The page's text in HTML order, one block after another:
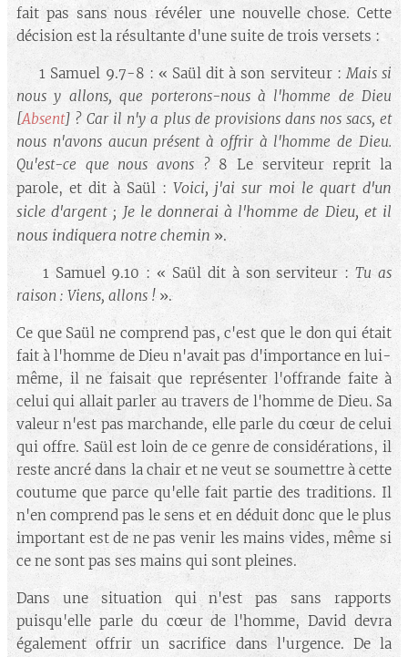
fait pas sans nous révéler une nouvelle chose. Cette
décision est la résultante d'une suite de trois versets :
🔘 1 Samuel 9.7-8 : « Saül dit à son serviteur :Mais si
nous y allons, que porterons-nous à l'homme de Dieu
[Absent] ? Car il n'y a plus de provisions dans nos sacs, et
nous n'avons aucun présent à offrir à l'homme de Dieu.
Qu'est-ce que nous avons ? 8 Le serviteur reprit la
parole, et dit à Saül : Voici, j'ai sur moi le quart d'un
sicle d'argent ; Je le donnerai à l'homme de Dieu, et il
nous indiquera notre chemin ».
🔘 1 Samuel 9.10 : « Saül dit à son serviteur :Tu as
raison : Viens, allons ! ».
Ce que Saül ne comprend pas, c'est que le don qui était
fait à l'homme de Dieu n'avait pas d'importance en lui-
même, il ne faisait que représenter l'offrande faite à
celui qui allait parler au travers de l'homme de Dieu. Sa
valeur n'est pas marchande, elle parle du cœur de celui
qui offre. Saül est loin de ce genre de considérations, il
reste ancré dans la chair et ne veut se soumettre à cette
coutume que parce qu'elle fait partie des traditions. Il
n'en comprend pas le sens et en déduit donc que le plus
important est de ne pas venir les mains vides, même si
ce ne sont pas ses mains qui sont pleines.
Dans une situation qui n'est pas sans rapports
puisqu'elle parle du cœur de l'homme, David devra
également offrir un sacrifice dans l'urgence. De la